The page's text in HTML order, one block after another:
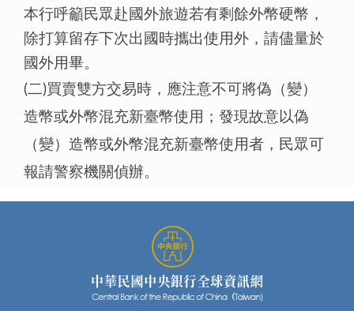
本行呼籲民眾赴國外旅遊若有剩餘外幣硬幣，
除打算留存下次出國時攜出使用外，請儘量於
國外用畢。
(二)買賣雙方交易時，應注意不可將偽（變）
造幣或外幣混充新臺幣使用；發現故意以偽
（變）造幣或外幣混充新臺幣使用者，民眾可
報請警察機關偵辦。